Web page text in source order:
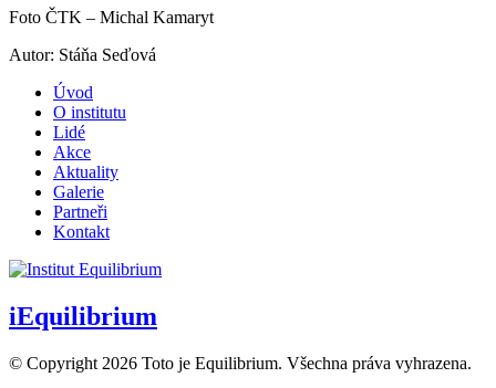
Foto ČTK – Michal Kamaryt
Autor: Stáňa Seďová
Úvod
O institutu
Lidé
Akce
Aktuality
Galerie
Partneři
Kontakt
iEquilibrium
© Copyright 2026 Toto je Equilibrium. Všechna práva vyhrazena.